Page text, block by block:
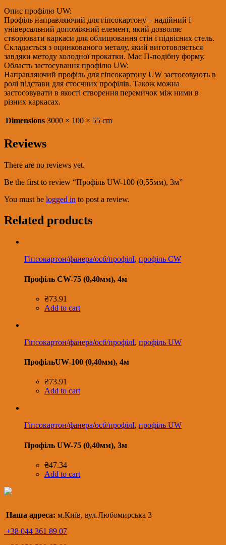
Опис профілю UW:
Профіль направляючий для гіпсокартону – надійний і
універсальний допоміжний елемент, який дозволяє
створювати каркаси для облицювання стін і підвісних стель.
Складається з оцинкованого металу, який виготовляється
завдяки методу холодної прокатки. Має П-подібну форму.
Область застосування профілю UW:
Направляючий профіль для гіпсокартону UW застосовують в
ролі підстави для стоєчних профілів. Також можна
застосовувати в якості створення перемичок між ними в
різних каркасах.
Dimensions 3000 × 100 × 55 cm
Reviews
There are no reviews yet.
Be the first to review “Профіль UW-100 (0,55мм), 3м”
You must be logged in to post a review.
Related products
Гіпсокартон/фанера/осб/профілІ, профіль CW
Профіль CW-75 (0,40мм), 4м
₴73.91
Add to cart
Гіпсокартон/фанера/осб/профілІ, профіль UW
ПрофільUW-100 (0,40мм), 4м
₴73.91
Add to cart
Гіпсокартон/фанера/осб/профілІ, профіль UW
Профіль UW-75 (0,40мм), 3м
₴47.34
Add to cart
Наша адреса: м.Київ, вул.Любомирська 3
+38 044 361 89 07